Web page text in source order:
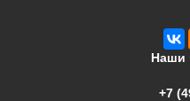
Наши
+7